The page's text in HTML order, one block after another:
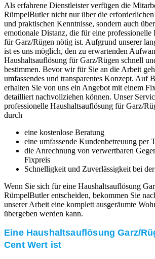
Als erfahrene Dienstleister verfügen die
RümpelButler nicht nur über die erforderlichen
und praktischen Kenntnisse, sondern auch
emotionale Distanz, die für eine professionelle
für Garz/Rügen nötig ist. Aufgrund unserer
ist es uns möglich, den zu erwartenden
Haushaltsauflösung für Garz/Rügen schnell
bestimmen. Bevor wir für Sie an die Arbeit
umfassendes und transparentes Konzept. Auf
erhalten Sie von uns ein Angebot mit einem
detailliert nachvollziehen können. Unser
professionelle Haushaltsauflösung für Garz/
durch
eine kostenlose Beratung
eine umfassende Kundenbetreuung per
die Anrechnung von verwertbaren
Fixpreis
Schnelligkeit und Zuverlässigkeit bei
Wenn Sie sich für eine Haushaltsauflösung
RümpelButler entscheiden, bekommen Sie
unserer Arbeit eine komplett ausgeräumte
übergeben werden kann.
Eine Haushaltsauflösung Garz/
Cent Wert ist